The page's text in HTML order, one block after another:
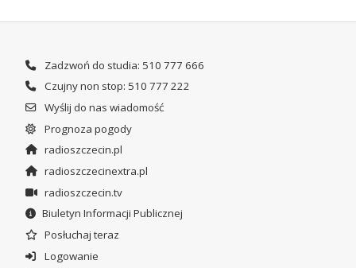
Zadzwoń do studia: 510 777 666
Czujny non stop: 510 777 222
Wyślij do nas wiadomość
Prognoza pogody
radioszczecin.pl
radioszczecinextra.pl
radioszczecin.tv
Biuletyn Informacji Publicznej
Posłuchaj teraz
Logowanie